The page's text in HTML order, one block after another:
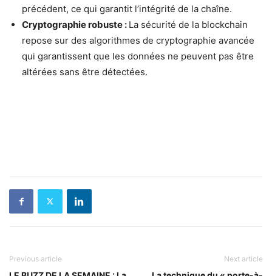
précédent, ce qui garantit l’intégrité de la chaîne.
Cryptographie robuste : La sécurité de la blockchain
repose sur des algorithmes de cryptographie avancée
qui garantissent que les données ne peuvent pas être
altérées sans être détectées.
Previous article Next article